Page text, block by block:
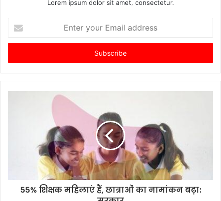
Lorem ipsum dolor sit amet, consectetur.
your
Email
55% शिक्षक महिलाएं हैं, छात्राओं का नामांकन बढ़ा: